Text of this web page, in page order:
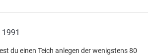
du einen Teich anlegen der wenigstens 80